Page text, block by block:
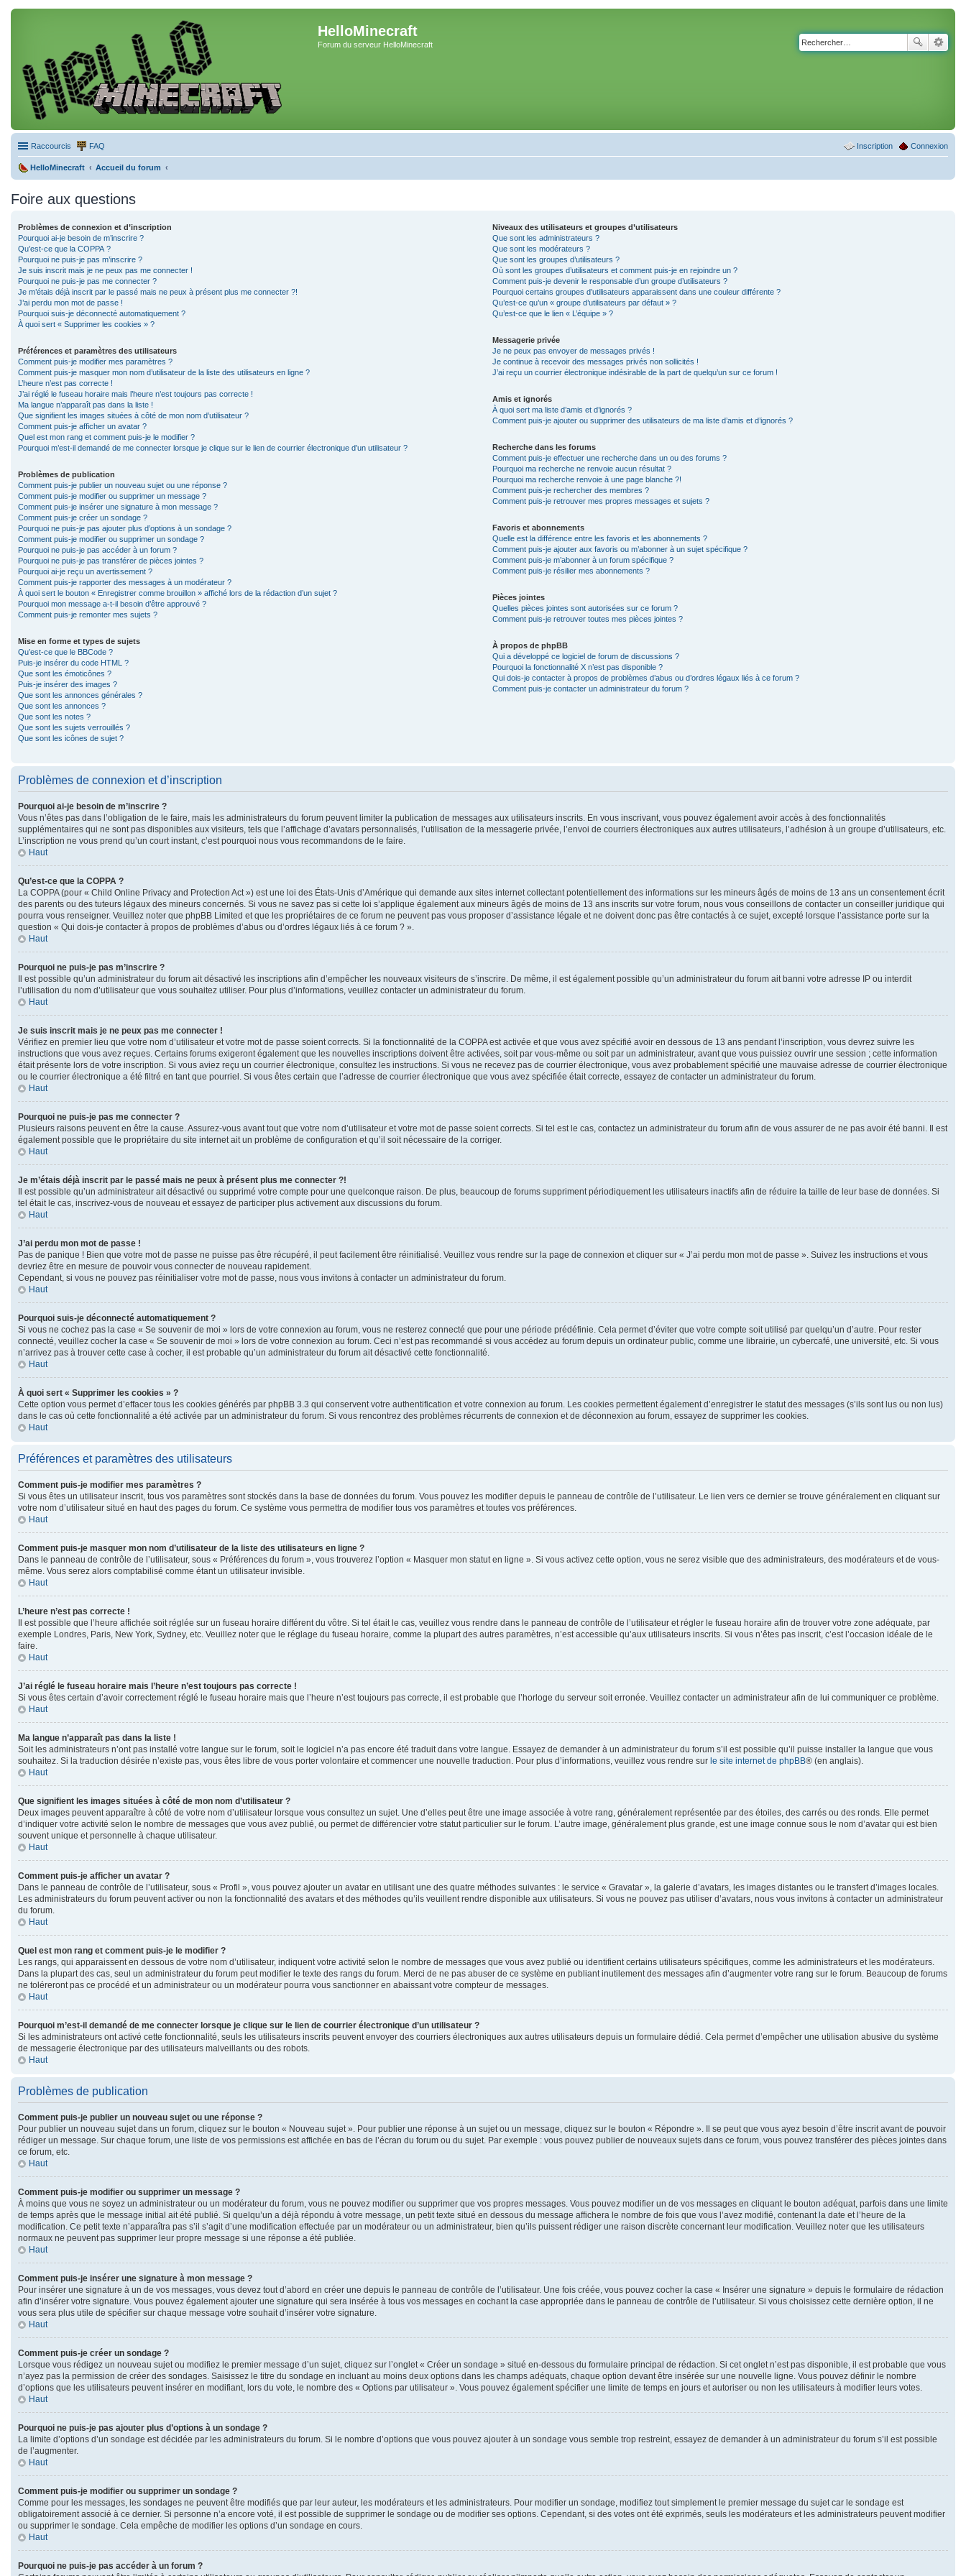
HelloMinecraft
Forum du serveur HelloMinecraft
Raccourcis FAQ Connexion
Inscription
HelloMinecraft Accueil du forum
Foire aux questions
Problèmes de connexion et d’inscription
Pourquoi ai-je besoin de m’inscrire ?
Qu’est-ce que la COPPA ?
Pourquoi ne puis-je pas m’inscrire ?
Je suis inscrit mais je ne peux pas me connecter !
Pourquoi ne puis-je pas me connecter ?
Je m’étais déjà inscrit par le passé mais ne peux à présent plus me connecter ?!
J’ai perdu mon mot de passe !
Pourquoi suis-je déconnecté automatiquement ?
À quoi sert « Supprimer les cookies » ?
Préférences et paramètres des utilisateurs
Comment puis-je modifier mes paramètres ?
Comment puis-je masquer mon nom d’utilisateur de la liste des utilisateurs en ligne ?
L’heure n’est pas correcte !
J’ai réglé le fuseau horaire mais l’heure n’est toujours pas correcte !
Ma langue n’apparaît pas dans la liste !
Que signifient les images situées à côté de mon nom d’utilisateur ?
Comment puis-je afficher un avatar ?
Quel est mon rang et comment puis-je le modifier ?
Pourquoi m’est-il demandé de me connecter lorsque je clique sur le lien de courrier électronique d’un utilisateur ?
Problèmes de publication
Comment puis-je publier un nouveau sujet ou une réponse ?
Comment puis-je modifier ou supprimer un message ?
Comment puis-je insérer une signature à mon message ?
Comment puis-je créer un sondage ?
Pourquoi ne puis-je pas ajouter plus d’options à un sondage ?
Comment puis-je modifier ou supprimer un sondage ?
Pourquoi ne puis-je pas accéder à un forum ?
Pourquoi ne puis-je pas transférer de pièces jointes ?
Pourquoi ai-je reçu un avertissement ?
Comment puis-je rapporter des messages à un modérateur ?
À quoi sert le bouton « Enregistrer comme brouillon » affiché lors de la rédaction d’un sujet ?
Pourquoi mon message a-t-il besoin d’être approuvé ?
Comment puis-je remonter mes sujets ?
Mise en forme et types de sujets
Qu’est-ce que le BBCode ?
Puis-je insérer du code HTML ?
Que sont les émoticônes ?
Puis-je insérer des images ?
Que sont les annonces générales ?
Que sont les annonces ?
Que sont les notes ?
Que sont les sujets verrouillés ?
Que sont les icônes de sujet ?
Niveaux des utilisateurs et groupes d’utilisateurs
Que sont les administrateurs ?
Que sont les modérateurs ?
Que sont les groupes d’utilisateurs ?
Où sont les groupes d’utilisateurs et comment puis-je en rejoindre un ?
Comment puis-je devenir le responsable d’un groupe d’utilisateurs ?
Pourquoi certains groupes d’utilisateurs apparaissent dans une couleur différente ?
Qu’est-ce qu’un « groupe d’utilisateurs par défaut » ?
Qu’est-ce que le lien « L’équipe » ?
Messagerie privée
Je ne peux pas envoyer de messages privés !
Je continue à recevoir des messages privés non sollicités !
J’ai reçu un courrier électronique indésirable de la part de quelqu’un sur ce forum !
Amis et ignorés
À quoi sert ma liste d’amis et d’ignorés ?
Comment puis-je ajouter ou supprimer des utilisateurs de ma liste d’amis et d’ignorés ?
Recherche dans les forums
Comment puis-je effectuer une recherche dans un ou des forums ?
Pourquoi ma recherche ne renvoie aucun résultat ?
Pourquoi ma recherche renvoie à une page blanche ?!
Comment puis-je rechercher des membres ?
Comment puis-je retrouver mes propres messages et sujets ?
Favoris et abonnements
Quelle est la différence entre les favoris et les abonnements ?
Comment puis-je ajouter aux favoris ou m’abonner à un sujet spécifique ?
Comment puis-je m’abonner à un forum spécifique ?
Comment puis-je résilier mes abonnements ?
Pièces jointes
Quelles pièces jointes sont autorisées sur ce forum ?
Comment puis-je retrouver toutes mes pièces jointes ?
À propos de phpBB
Qui a développé ce logiciel de forum de discussions ?
Pourquoi la fonctionnalité X n’est pas disponible ?
Qui dois-je contacter à propos de problèmes d’abus ou d’ordres légaux liés à ce forum ?
Comment puis-je contacter un administrateur du forum ?
Problèmes de connexion et d’inscription
Pourquoi ai-je besoin de m’inscrire ?
Vous n’êtes pas dans l’obligation de le faire, mais les administrateurs du forum peuvent limiter la publication de messages aux utilisateurs inscrits. En vous inscrivant, vous pouvez également avoir accès à des fonctionnalités
supplémentaires qui ne sont pas disponibles aux visiteurs, tels que l’affichage d’avatars personnalisés, l’utilisation de la messagerie privée, l’envoi de courriers électroniques aux autres utilisateurs, l’adhésion à un groupe d’utilisateurs, etc.
L’inscription ne vous prend qu’un court instant, c’est pourquoi nous vous recommandons de le faire.
Haut
Qu’est-ce que la COPPA ?
La COPPA (pour « Child Online Privacy and Protection Act ») est une loi des États-Unis d’Amérique qui demande aux sites internet collectant potentiellement des informations sur les mineurs âgés de moins de 13 ans un consentement écrit
des parents ou des tuteurs légaux des mineurs concernés. Si vous ne savez pas si cette loi s’applique également aux mineurs âgés de moins de 13 ans inscrits sur votre forum, nous vous conseillons de contacter un conseiller juridique qui
pourra vous renseigner. Veuillez noter que phpBB Limited et que les propriétaires de ce forum ne peuvent pas vous proposer d’assistance légale et ne doivent donc pas être contactés à ce sujet, excepté lorsque l’assistance porte sur la
question « Qui dois-je contacter à propos de problèmes d’abus ou d’ordres légaux liés à ce forum ? ».
Haut
Pourquoi ne puis-je pas m’inscrire ?
Il est possible qu’un administrateur du forum ait désactivé les inscriptions afin d’empêcher les nouveaux visiteurs de s’inscrire. De même, il est également possible qu’un administrateur du forum ait banni votre adresse IP ou interdit
l’utilisation du nom d’utilisateur que vous souhaitez utiliser. Pour plus d’informations, veuillez contacter un administrateur du forum.
Haut
Je suis inscrit mais je ne peux pas me connecter !
Vérifiez en premier lieu que votre nom d’utilisateur et votre mot de passe soient corrects. Si la fonctionnalité de la COPPA est activée et que vous avez spécifié avoir en dessous de 13 ans pendant l’inscription, vous devrez suivre les
instructions que vous avez reçues. Certains forums exigeront également que les nouvelles inscriptions doivent être activées, soit par vous-même ou soit par un administrateur, avant que vous puissiez ouvrir une session ; cette information
était présente lors de votre inscription. Si vous aviez reçu un courrier électronique, consultez les instructions. Si vous ne recevez pas de courrier électronique, vous avez probablement spécifié une mauvaise adresse de courrier électronique
ou le courrier électronique a été filtré en tant que pourriel. Si vous êtes certain que l’adresse de courrier électronique que vous avez spécifiée était correcte, essayez de contacter un administrateur du forum.
Haut
Pourquoi ne puis-je pas me connecter ?
Plusieurs raisons peuvent en être la cause. Assurez-vous avant tout que votre nom d’utilisateur et votre mot de passe soient corrects. Si tel est le cas, contactez un administrateur du forum afin de vous assurer de ne pas avoir été banni. Il est
également possible que le propriétaire du site internet ait un problème de configuration et qu’il soit nécessaire de la corriger.
Haut
Je m’étais déjà inscrit par le passé mais ne peux à présent plus me connecter ?!
Il est possible qu’un administrateur ait désactivé ou supprimé votre compte pour une quelconque raison. De plus, beaucoup de forums suppriment périodiquement les utilisateurs inactifs afin de réduire la taille de leur base de données. Si
tel était le cas, inscrivez-vous de nouveau et essayez de participer plus activement aux discussions du forum.
Haut
J’ai perdu mon mot de passe !
Pas de panique ! Bien que votre mot de passe ne puisse pas être récupéré, il peut facilement être réinitialisé. Veuillez vous rendre sur la page de connexion et cliquer sur « J’ai perdu mon mot de passe ». Suivez les instructions et vous
devriez être en mesure de pouvoir vous connecter de nouveau rapidement.
Cependant, si vous ne pouvez pas réinitialiser votre mot de passe, nous vous invitons à contacter un administrateur du forum.
Haut
Pourquoi suis-je déconnecté automatiquement ?
Si vous ne cochez pas la case « Se souvenir de moi » lors de votre connexion au forum, vous ne resterez connecté que pour une période prédéfinie. Cela permet d’éviter que votre compte soit utilisé par quelqu’un d’autre. Pour rester
connecté, veuillez cocher la case « Se souvenir de moi » lors de votre connexion au forum. Ceci n’est pas recommandé si vous accédez au forum depuis un ordinateur public, comme une librairie, un cybercafé, une université, etc. Si vous
n’arrivez pas à trouver cette case à cocher, il est probable qu’un administrateur du forum ait désactivé cette fonctionnalité.
Haut
À quoi sert « Supprimer les cookies » ?
Cette option vous permet d’effacer tous les cookies générés par phpBB 3.3 qui conservent votre authentification et votre connexion au forum. Les cookies permettent également d’enregistrer le statut des messages (s’ils sont lus ou non lus)
dans le cas où cette fonctionnalité a été activée par un administrateur du forum. Si vous rencontrez des problèmes récurrents de connexion et de déconnexion au forum, essayez de supprimer les cookies.
Haut
Préférences et paramètres des utilisateurs
Comment puis-je modifier mes paramètres ?
Si vous êtes un utilisateur inscrit, tous vos paramètres sont stockés dans la base de données du forum. Vous pouvez les modifier depuis le panneau de contrôle de l’utilisateur. Le lien vers ce dernier se trouve généralement en cliquant sur
votre nom d’utilisateur situé en haut des pages du forum. Ce système vous permettra de modifier tous vos paramètres et toutes vos préférences.
Haut
Comment puis-je masquer mon nom d’utilisateur de la liste des utilisateurs en ligne ?
Dans le panneau de contrôle de l’utilisateur, sous « Préférences du forum », vous trouverez l’option « Masquer mon statut en ligne ». Si vous activez cette option, vous ne serez visible que des administrateurs, des modérateurs et de vous-
même. Vous serez alors comptabilisé comme étant un utilisateur invisible.
Haut
L’heure n’est pas correcte !
Il est possible que l’heure affichée soit réglée sur un fuseau horaire différent du vôtre. Si tel était le cas, veuillez vous rendre dans le panneau de contrôle de l’utilisateur et régler le fuseau horaire afin de trouver votre zone adéquate, par
exemple Londres, Paris, New York, Sydney, etc. Veuillez noter que le réglage du fuseau horaire, comme la plupart des autres paramètres, n’est accessible qu’aux utilisateurs inscrits. Si vous n’êtes pas inscrit, c’est l’occasion idéale de le
faire.
Haut
J’ai réglé le fuseau horaire mais l’heure n’est toujours pas correcte !
Si vous êtes certain d’avoir correctement réglé le fuseau horaire mais que l’heure n’est toujours pas correcte, il est probable que l’horloge du serveur soit erronée. Veuillez contacter un administrateur afin de lui communiquer ce problème.
Haut
Ma langue n’apparaît pas dans la liste !
Soit les administrateurs n’ont pas installé votre langue sur le forum, soit le logiciel n’a pas encore été traduit dans votre langue. Essayez de demander à un administrateur du forum s’il est possible qu’il puisse installer la langue que vous
souhaitez. Si la traduction désirée n’existe pas, vous êtes libre de vous porter volontaire et commencer une nouvelle traduction. Pour plus d’informations, veuillez vous rendre sur le site internet de phpBB® (en anglais).
Haut
Que signifient les images situées à côté de mon nom d’utilisateur ?
Deux images peuvent apparaître à côté de votre nom d’utilisateur lorsque vous consultez un sujet. Une d’elles peut être une image associée à votre rang, généralement représentée par des étoiles, des carrés ou des ronds. Elle permet
d’indiquer votre activité selon le nombre de messages que vous avez publié, ou permet de différencier votre statut particulier sur le forum. L’autre image, généralement plus grande, est une image connue sous le nom d’avatar qui est bien
souvent unique et personnelle à chaque utilisateur.
Haut
Comment puis-je afficher un avatar ?
Dans le panneau de contrôle de l’utilisateur, sous « Profil », vous pouvez ajouter un avatar en utilisant une des quatre méthodes suivantes : le service « Gravatar », la galerie d’avatars, les images distantes ou le transfert d’images locales.
Les administrateurs du forum peuvent activer ou non la fonctionnalité des avatars et des méthodes qu’ils veuillent rendre disponible aux utilisateurs. Si vous ne pouvez pas utiliser d’avatars, nous vous invitons à contacter un administrateur
du forum.
Haut
Quel est mon rang et comment puis-je le modifier ?
Les rangs, qui apparaissent en dessous de votre nom d’utilisateur, indiquent votre activité selon le nombre de messages que vous avez publié ou identifient certains utilisateurs spécifiques, comme les administrateurs et les modérateurs.
Dans la plupart des cas, seul un administrateur du forum peut modifier le texte des rangs du forum. Merci de ne pas abuser de ce système en publiant inutilement des messages afin d’augmenter votre rang sur le forum. Beaucoup de forums
ne toléreront pas ce procédé et un administrateur ou un modérateur pourra vous sanctionner en abaissant votre compteur de messages.
Haut
Pourquoi m’est-il demandé de me connecter lorsque je clique sur le lien de courrier électronique d’un utilisateur ?
Si les administrateurs ont activé cette fonctionnalité, seuls les utilisateurs inscrits peuvent envoyer des courriers électroniques aux autres utilisateurs depuis un formulaire dédié. Cela permet d’empêcher une utilisation abusive du système
de messagerie électronique par des utilisateurs malveillants ou des robots.
Haut
Problèmes de publication
Comment puis-je publier un nouveau sujet ou une réponse ?
Pour publier un nouveau sujet dans un forum, cliquez sur le bouton « Nouveau sujet ». Pour publier une réponse à un sujet ou un message, cliquez sur le bouton « Répondre ». Il se peut que vous ayez besoin d’être inscrit avant de pouvoir
rédiger un message. Sur chaque forum, une liste de vos permissions est affichée en bas de l’écran du forum ou du sujet. Par exemple : vous pouvez publier de nouveaux sujets dans ce forum, vous pouvez transférer des pièces jointes dans
ce forum, etc.
Haut
Comment puis-je modifier ou supprimer un message ?
À moins que vous ne soyez un administrateur ou un modérateur du forum, vous ne pouvez modifier ou supprimer que vos propres messages. Vous pouvez modifier un de vos messages en cliquant le bouton adéquat, parfois dans une limite
de temps après que le message initial ait été publié. Si quelqu’un a déjà répondu à votre message, un petit texte situé en dessous du message affichera le nombre de fois que vous l’avez modifié, contenant la date et l’heure de la
modification. Ce petit texte n’apparaîtra pas s’il s’agit d’une modification effectuée par un modérateur ou un administrateur, bien qu’ils puissent rédiger une raison discrète concernant leur modification. Veuillez noter que les utilisateurs
normaux ne peuvent pas supprimer leur propre message si une réponse a été publiée.
Haut
Comment puis-je insérer une signature à mon message ?
Pour insérer une signature à un de vos messages, vous devez tout d’abord en créer une depuis le panneau de contrôle de l’utilisateur. Une fois créée, vous pouvez cocher la case « Insérer une signature » depuis le formulaire de rédaction
afin d’insérer votre signature. Vous pouvez également ajouter une signature qui sera insérée à tous vos messages en cochant la case appropriée dans le panneau de contrôle de l’utilisateur. Si vous choisissez cette dernière option, il ne
vous sera plus utile de spécifier sur chaque message votre souhait d’insérer votre signature.
Haut
Comment puis-je créer un sondage ?
Lorsque vous rédigez un nouveau sujet ou modifiez le premier message d’un sujet, cliquez sur l’onglet « Créer un sondage » situé en-dessous du formulaire principal de rédaction. Si cet onglet n’est pas disponible, il est probable que vous
n’ayez pas la permission de créer des sondages. Saisissez le titre du sondage en incluant au moins deux options dans les champs adéquats, chaque option devant être insérée sur une nouvelle ligne. Vous pouvez définir le nombre
d’options que les utilisateurs peuvent insérer en modifiant, lors du vote, le nombre des « Options par utilisateur ». Vous pouvez également spécifier une limite de temps en jours et autoriser ou non les utilisateurs à modifier leurs votes.
Haut
Pourquoi ne puis-je pas ajouter plus d’options à un sondage ?
La limite d’options d’un sondage est décidée par les administrateurs du forum. Si le nombre d’options que vous pouvez ajouter à un sondage vous semble trop restreint, essayez de demander à un administrateur du forum s’il est possible
de l’augmenter.
Haut
Comment puis-je modifier ou supprimer un sondage ?
Comme pour les messages, les sondages ne peuvent être modifiés que par leur auteur, les modérateurs et les administrateurs. Pour modifier un sondage, modifiez tout simplement le premier message du sujet car le sondage est
obligatoirement associé à ce dernier. Si personne n’a encore voté, il est possible de supprimer le sondage ou de modifier ses options. Cependant, si des votes ont été exprimés, seuls les modérateurs et les administrateurs peuvent modifier
ou supprimer le sondage. Cela empêche de modifier les options d’un sondage en cours.
Haut
Pourquoi ne puis-je pas accéder à un forum ?